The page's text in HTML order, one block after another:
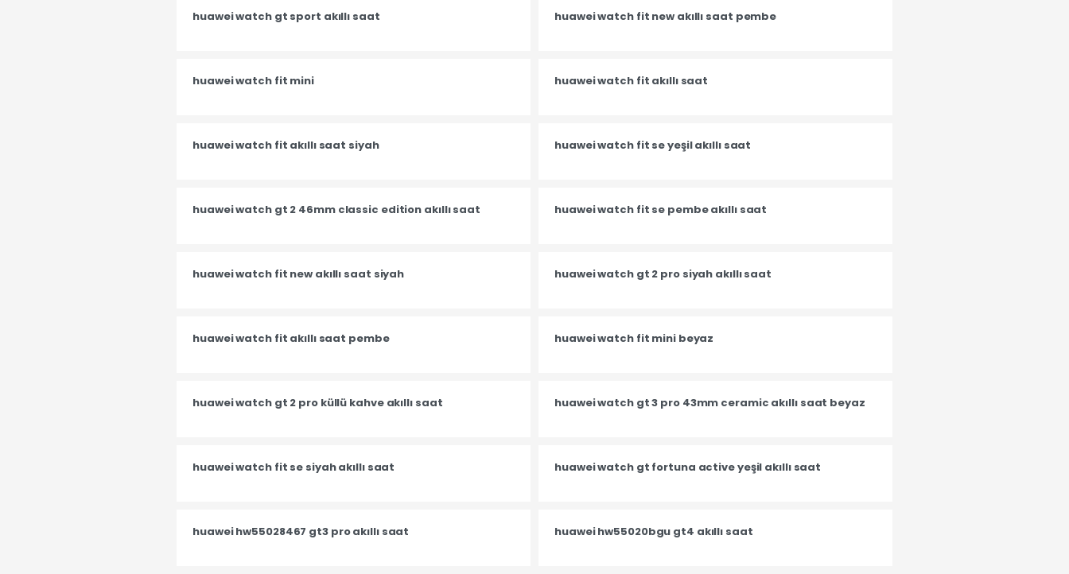
huawei watch gt sport akıllı saat huawei watch fit new akıllı saat pembe
huawei watch fit mini huawei watch fit akıllı saat
huawei watch fit akıllı saat siyah huawei watch fit se yeşil akıllı saat
huawei watch gt 2 46mm classic edition akıllı saat huawei watch fit se pembe akıllı saat
huawei watch fit new akıllı saat siyah huawei watch gt 2 pro siyah akıllı saat
huawei watch fit akıllı saat pembe huawei watch fit mini beyaz
huawei watch gt 2 pro küllü kahve akıllı saat huawei watch gt 3 pro 43mm ceramic akıllı saat beyaz
huawei watch fit se siyah akıllı saat huawei watch gt fortuna active yeşil akıllı saat
huawei hw55028467 gt3 pro akıllı saat huawei hw55020bgu gt4 akıllı saat